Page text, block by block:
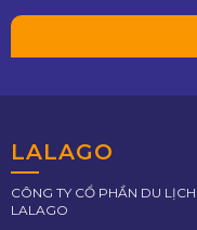
LALAGO
CÔNG TY CỔ PHẦN DU
LALAGO